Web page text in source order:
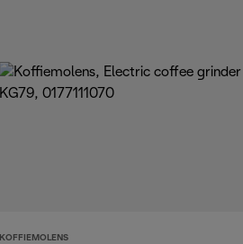
KOFFIEMOLENS